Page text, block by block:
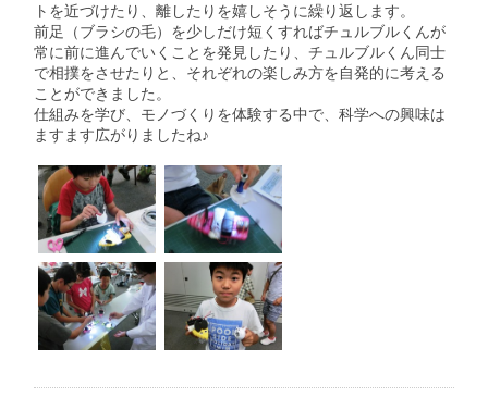
トを近づけたり、離したりを嬉しそうに繰り返します。
前足（ブラシの毛）を少しだけ短くすればチュルブルくんが
常に前に進んでいくことを発見したり、チュルブルくん同士
で相撲をさせたりと、それぞれの楽しみ方を自発的に考える
ことができました。
仕組みを学び、モノづくりを体験する中で、科学への興味は
ますます広がりましたね♪